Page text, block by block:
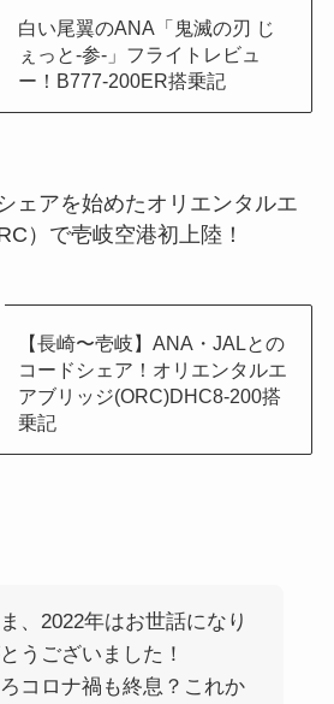
白い尾翼のANA「鬼滅の刃 じ
ぇっと-参-」フライトレビュ
ー！B777-200ER搭乗記
ェアを始めたオリエンタルエ
）で壱岐空港初上陸！
【長崎〜壱岐】ANA・JALとの
コードシェア！オリエンタルエ
アブリッジ(ORC)DHC8-200搭
乗記
、2022年はお世話になり
うございました！
コロナ禍も終息？これか